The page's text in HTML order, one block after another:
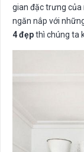
gian đặc trưng của
ngăn nắp với
4 đẹpthì chúng ta